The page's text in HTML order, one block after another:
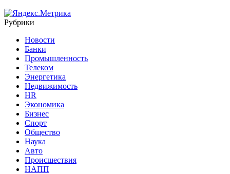
Рубрики
Новости
Банки
Промышленность
Телеком
Энергетика
Недвижимость
HR
Экономика
Бизнес
Спорт
Общество
Наука
Авто
Происшествия
НАПП